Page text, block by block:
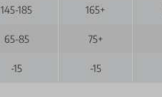
145-185 165+
65-85 75+
-15 -15